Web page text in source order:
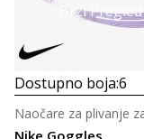
Brzi Pregled
Dostupno boja:6
Nike Goggles